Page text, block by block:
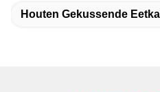
Houten Gekussende